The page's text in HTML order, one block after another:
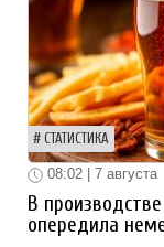
СТАТИСТИКА
08:02 | 7 августа
В
опередила